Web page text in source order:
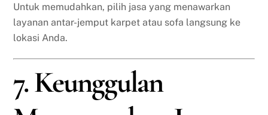
Untuk memudahkan, pilih jasa yang menawarkan
layanan antar-jemput karpet atau sofa langsung ke
lokasi Anda.
7. Keunggulan